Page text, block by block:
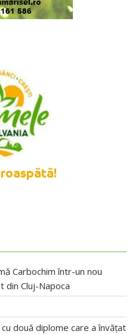
Carbochim într-un nou
din Cluj-Napoca
două diplome care a învățat